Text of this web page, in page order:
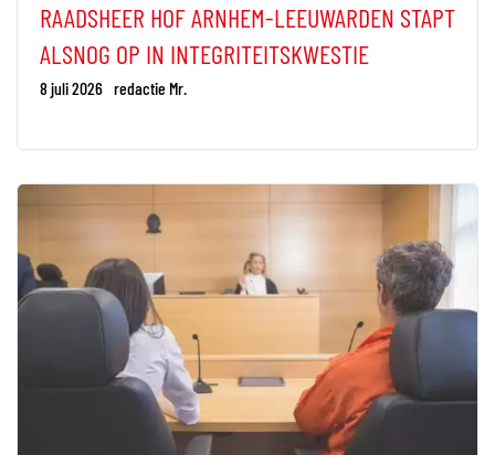
RAADSHEER HOF ARNHEM-LEEUWARDEN STAPT
ALSNOG OP IN INTEGRITEITSKWESTIE
8 juli 2026 redactie Mr.